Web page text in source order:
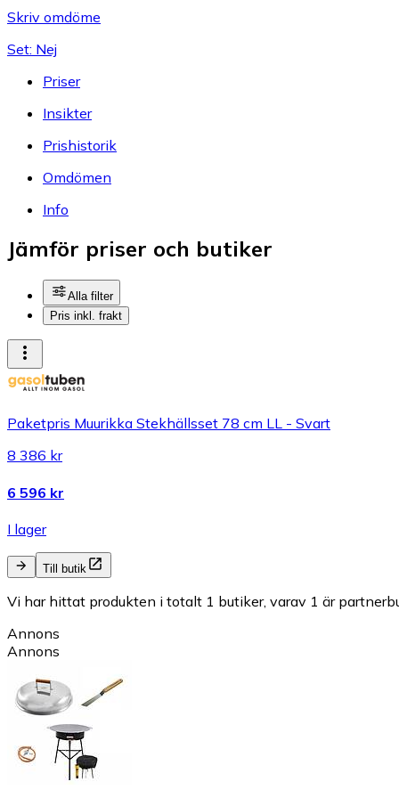
Skriv omdöme
Set: Nej
Priser
Insikter
Prishistorik
Omdömen
Info
Jämför priser och butiker
Alla filter
Pris inkl. frakt
Paketpris Muurikka Stekhällsset 78 cm LL - Svart
8 386 kr
6 596 kr
I lager
Till butik
Vi har hittat produkten i totalt 1 butiker, varav 1 är
Annons
Annons